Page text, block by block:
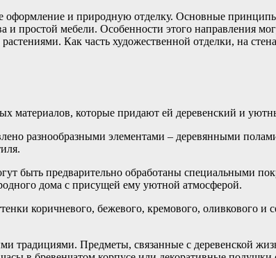
оформление и природную отделку. Основные
и простой мебели. Особенности этого направления
Как часть художественной отделки, на
материалов, которые придают ей деревенский и
разнообразными элементами – деревянными
быть предварительно обработаны специальными
дома с присущей ему уютной атмосферой.
коричневого, бежевого, кремового, оливкового и
традициями. Предметы, связанные с деревенской